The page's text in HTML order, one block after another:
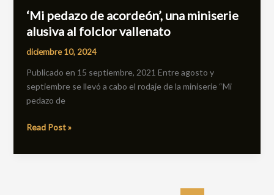
‘Mi pedazo de acordeón’, una miniserie
alusiva al folclor vallenato
diciembre 10, 2024
Publicado en 15 septiembre, 2021 Entre agosto y
septiembre se llevó a cabo el rodaje de la miniserie “Mi
pedazo de
Read Post »